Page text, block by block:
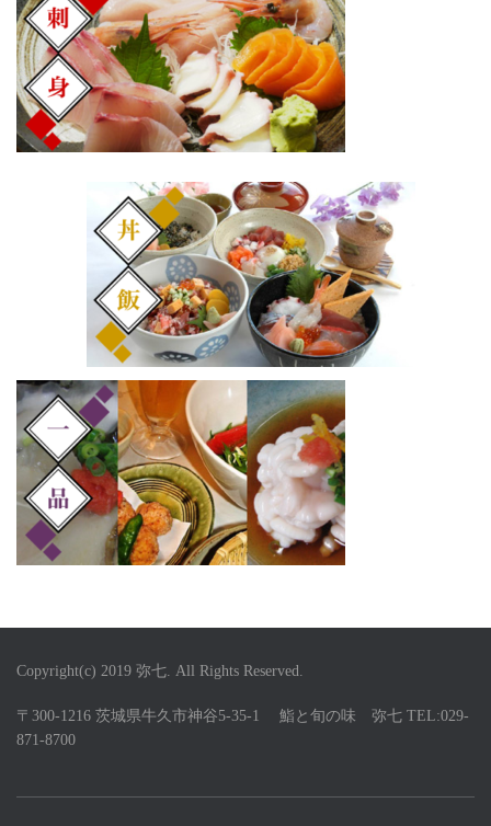
Copyright(c) 2019 弥七. All Rights Reserved.
〒300-1216 茨城県牛久市神谷5-35-1 鮨と旬の味 弥七 TEL:029-
871-8700